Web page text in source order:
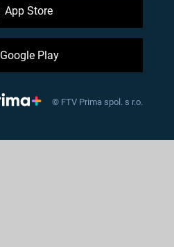
App Store
Google Play
© FTV Prima spol. s r.o.